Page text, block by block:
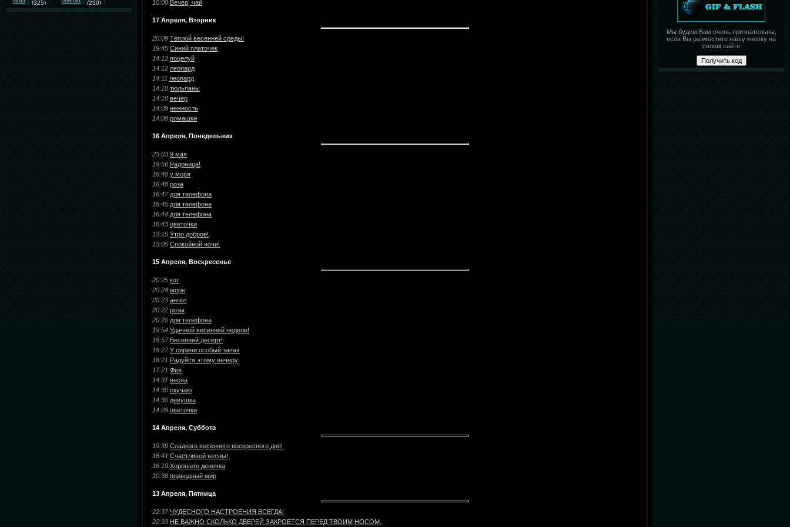
(325) (230)
10:00 Вечер, чай
17 Апреля, Вторник
20:09 Тёплой весенней среды!
19:45 Синий платочек
14:12 поцелуй
14:12 леопард
14:11 леопард
14:10 тюльпаны
14:10 вечер
14:09 нежность
14:08 ромашки
16 Апреля, Понедельник
23:03 9 мая
19:56 Радоница!
16:48 у моря
16:48 роза
16:47 для телефона
16:45 для телефона
16:44 для телефона
16:43 цветочки
13:15 Утро доброе!
13:05 Спокойной ночи!
15 Апреля, Воскресенье
20:25 кот
20:24 море
20:23 ангел
20:22 розы
20:20 для телефона
19:54 Удачной весенней недели!
18:57 Весенний десерт!
18:27 У сирени особый запах
18:21 Радуйся этому вечеру
17:21 Фея
14:31 весна
14:30 скучаю
14:30 девушка
14:28 цветочки
14 Апреля, Суббота
19:39 Сладкого весеннего воскресного дня!
16:41 Счастливой весны!
16:19 Хорошего денечка
10:38 подводный мир
13 Апреля, Пятница
22:37 ЧУДЕСНОГО НАСТРОЕНИЯ ВСЕГДА!
22:33 НЕ ВАЖНО СКОЛЬКО ДВЕРЕЙ ЗАКРОЕТСЯ ПЕРЕД ТВОИМ НОСОМ.
Мы будем Вам очень признательны,
если Вы разместите нашу кнопку на
своем сайте